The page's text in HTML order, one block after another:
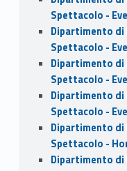
Spettacolo -
Dipartimento di
Spettacolo -
Dipartimento di
Spettacolo -
Dipartimento di
Spettacolo -
Dipartimento di
Spettacolo -
Dipartimento di